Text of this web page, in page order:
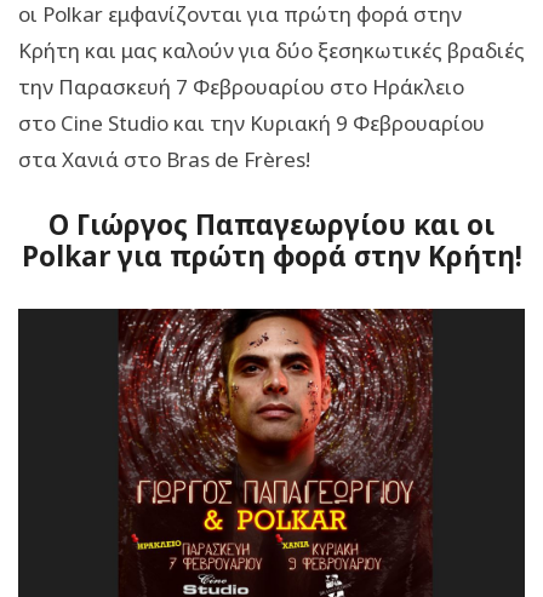
οι Polkar εμφανίζονται για πρώτη φορά στην
Κρήτη και μας καλούν για δύο ξεσηκωτικές βραδιές
την Παρασκευή 7 Φεβρουαρίου στο Ηράκλειο
στο Cine Studio και την Κυριακή 9 Φεβρουαρίου
στα Χανιά στο Bras de Frères!
Ο Γιώργος Παπαγεωργίου και οι
Polkar για πρώτη φορά στην Κρήτη!